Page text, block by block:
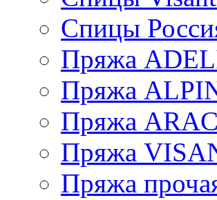
Спицы
Пряжа
Пряжа
Пряжа
Пряжа
Пряжа